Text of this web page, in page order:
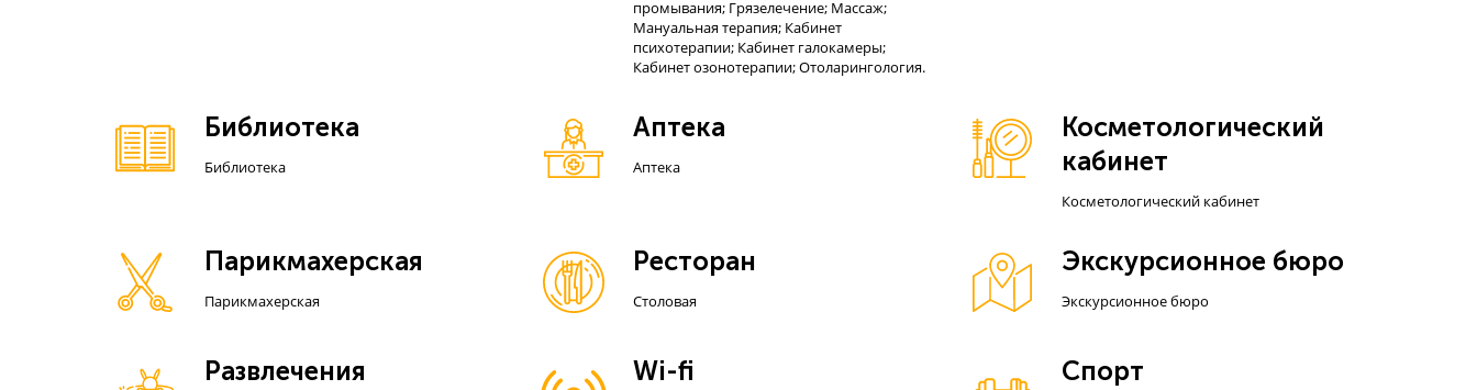
промывания; Грязелечение; Массаж;
Мануальная терапия; Кабинет
психотерапии; Кабинет галокамеры;
Кабинет озонотерапии; Отоларингология.
Библиотека
Библиотека
Аптека
Аптека
Косметологический
кабинет
Косметологический кабинет
Парикмахерская
Парикмахерская
Ресторан
Столовая
Экскурсионное бюро
Экскурсионное бюро
Развлечения Wi-fi Спорт